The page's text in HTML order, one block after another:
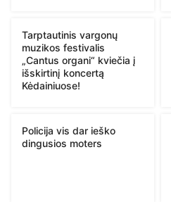
Tarptautinis vargonų
muzikos festivalis
„Cantus organi“ kviečia į
išskirtinį koncertą
Kėdainiuose!
Policija vis dar ieško
dingusios moters